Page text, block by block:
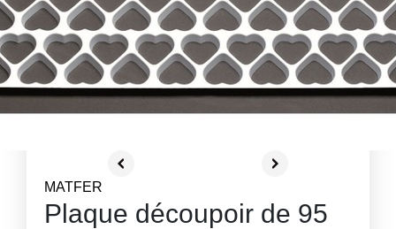
MATFER
Plaque découpoir de 95